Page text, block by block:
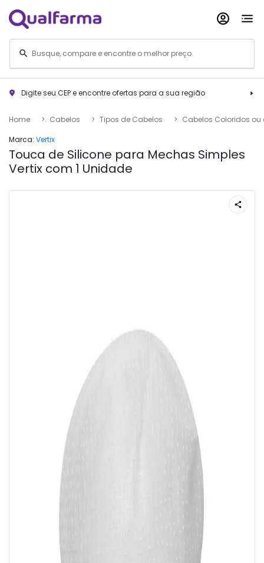
Digite seu CEP e encontre ofertas para a sua região
Home Cabelos Tipos de Cabelos
Cabelos Coloridos
Marca: Vertix
Touca de Silicone para Mechas Simples
Vertix com 1 Unidade